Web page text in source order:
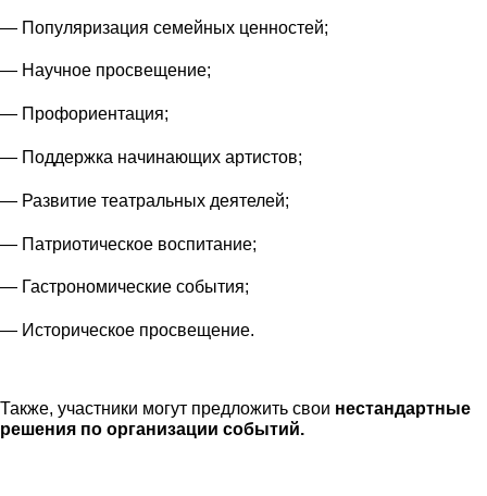
— Популяризация семейных ценностей;
— Научное просвещение;
— Профориентация;
— Поддержка начинающих артистов;
— Развитие театральных деятелей;
— Патриотическое воспитание;
— Гастрономические события;
— Историческое просвещение.
Также, участники могут предложить свои нестандартные
решения по организации событий.